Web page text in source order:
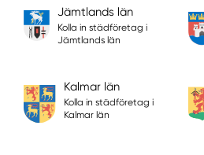
Jämtlands län
Kolla in städföretag i
Jämtlands län
Kalmar län
Kolla in städföretag i
Kalmar län